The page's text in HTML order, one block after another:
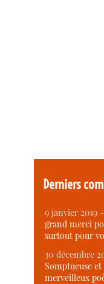
Derniers
9 janvier 2019
grand merci
surtout pour
30 décembre
Somptueuse
merveilleux